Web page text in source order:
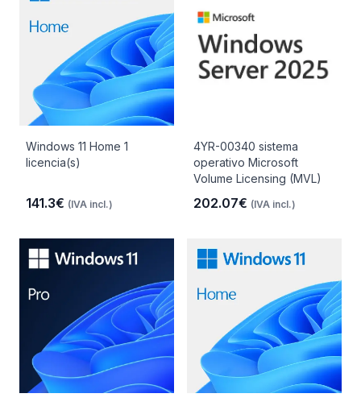
Windows 11 Home 1
licencia(s)
141.3€ (IVA incl.)
4YR-00340 sistema
operativo Microsoft
Volume Licensing (MVL)
202.07€ (IVA incl.)